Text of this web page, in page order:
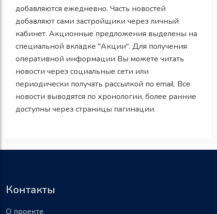
добавляются ежедневно. Часть новостей
добавляют сами застройщики через личный
кабинет. Акционные предложения выделены на
специальной вкладке "Акции". Для получения
оперативной информации Вы можете читать
новости через социальные сети или
периодически получать рассылкой по email. Все
новости выводятся по хронологии, более ранние
доступны через страницы пагинации.
Контакты
О проекте